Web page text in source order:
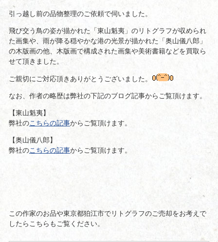
引っ越し前の品物整理のご依頼で伺いました。
飛び交う鳥の姿が描かれた「東山魁夷」のリトグラフが収められ
た画集や、雨が降る穏やかな港の光景が描かれた「奥山儀八郎」
の木版画の他、木版画で構成された画集や美術書籍などを買取ら
せて頂きました。
ご親切にご対応頂きありがとうございました。
なお、作者の略歴は弊社の下記のブログ記事からご覧頂けます。
【東山魁夷】
弊社のこちらの記事からご覧頂けます。
【奥山儀八郎】
弊社のこちらの記事からご覧頂けます。
この作家のお品や東京都狛江市でリトグラフのご売却をお考えで
したらこちらもご覧ください。